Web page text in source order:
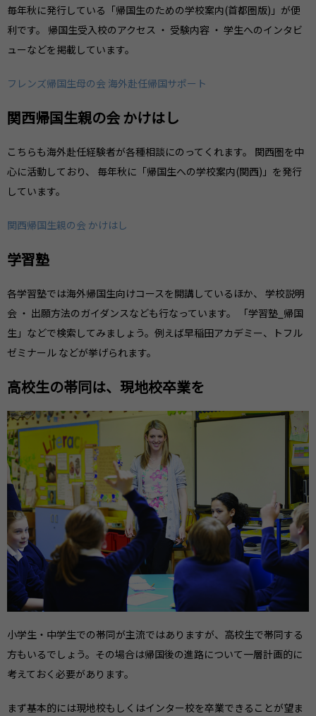
毎年秋に発行している「帰国生のための学校案内(首都圏版)」が便
利です。 帰国生受入校のアクセス ・ 受験内容 ・ 学生へのインタビ
ューなどを掲載しています。
フレンズ帰国生母の会 海外赴任帰国サポート
関西帰国生親の会 かけはし
こちらも海外赴任経験者が各種相談にのってくれます。 関西圏を中
心に活動しており、 毎年秋に「帰国生への学校案内(関西)」を発行
しています。
関西帰国生親の会 かけはし
学習塾
各学習塾では海外帰国生向けコースを開講しているほか、 学校説明
会 ・ 出願方法のガイダンスなども行なっています。 「学習塾_帰国
生」などで検索してみましょう。例えば早稲田アカデミー、トフル
ゼミナール などが挙げられます。
高校生の帯同は、現地校卒業を
小学生・中学生での帯同が主流ではありますが、高校生で帯同する
方もいるでしょう。その場合は帰国後の進路について一層計画的に
考えておく必要があります。
まず基本的には現地校もしくはインター校を卒業できることが望ま